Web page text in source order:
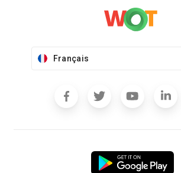
Français